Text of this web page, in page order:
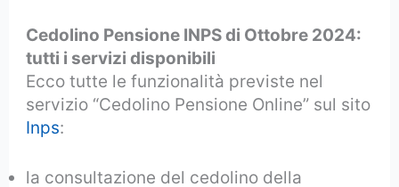
Cedolino Pensione INPS di Ottobre 2024:
tutti i servizi disponibili
Ecco tutte le funzionalità previste nel
servizio “Cedolino Pensione Online” sul sito
Inps:
la consultazione del cedolino della